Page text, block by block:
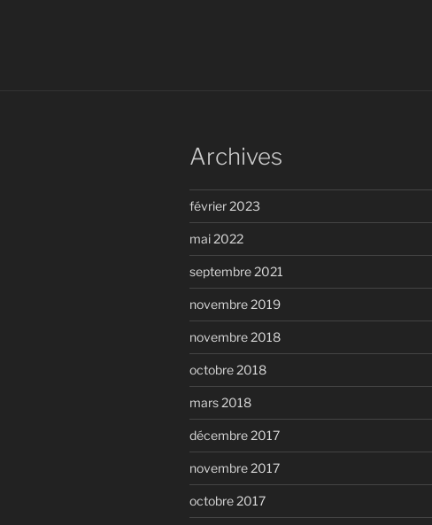
Archives
février 2023
mai 2022
septembre 2021
novembre 2019
novembre 2018
octobre 2018
mars 2018
décembre 2017
novembre 2017
octobre 2017